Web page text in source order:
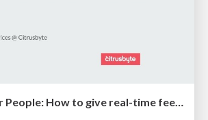
Building Better People: How to give real-time feedback that sticks.